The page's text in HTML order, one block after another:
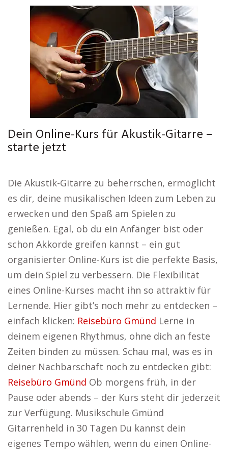
Dein Online-Kurs für Akustik-Gitarre –
starte jetzt
Die Akustik-Gitarre zu beherrschen, ermöglicht
es dir, deine musikalischen Ideen zum Leben zu
erwecken und den Spaß am Spielen zu
genießen. Egal, ob du ein Anfänger bist oder
schon Akkorde greifen kannst – ein gut
organisierter Online-Kurs ist die perfekte Basis,
um dein Spiel zu verbessern. Die Flexibilität
eines Online-Kurses macht ihn so attraktiv für
Lernende. Hier gibt’s noch mehr zu entdecken –
einfach klicken: Reisebüro Gmünd Lerne in
deinem eigenen Rhythmus, ohne dich an feste
Zeiten binden zu müssen. Schau mal, was es in
deiner Nachbarschaft noch zu entdecken gibt:
Reisebüro Gmünd Ob morgens früh, in der
Pause oder abends – der Kurs steht dir jederzeit
zur Verfügung. Musikschule Gmünd
Gitarrenheld in 30 Tagen Du kannst dein
eigenes Tempo wählen, wenn du einen Online-